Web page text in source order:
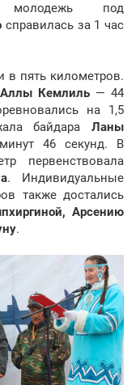
под
справилась за 1 час
пять километров.
Аллы Кемлиль — 44
на 1,5
байдара Ланы
46 секунд. В
первенствовала
. Индивидуальные
также достались
Арсению
.